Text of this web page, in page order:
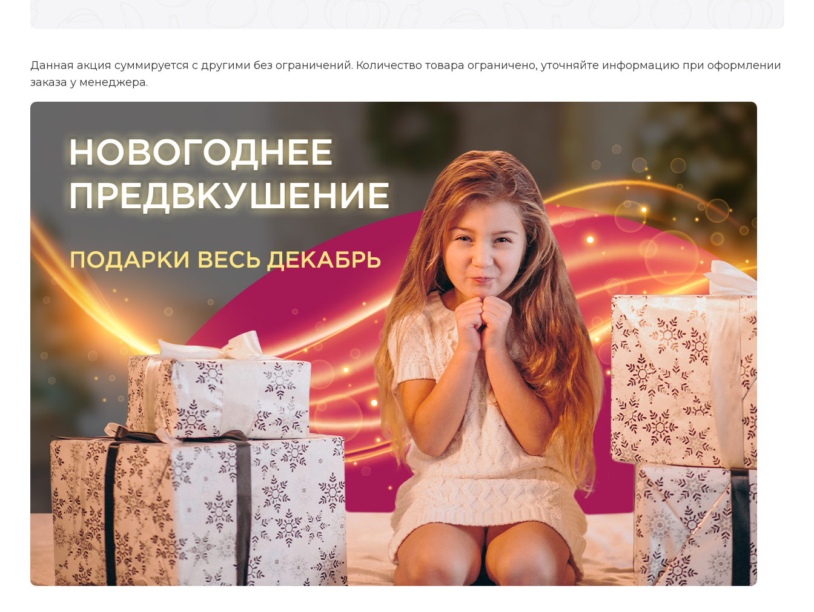
Данная акция суммируется с другими без ограничений. Количество товара ограничено, уточняйте информацию при оформлении
заказа у менеджера.